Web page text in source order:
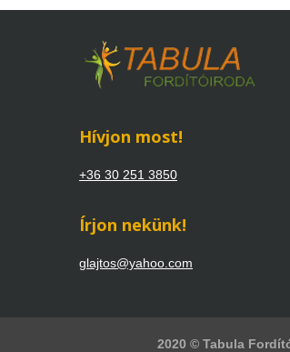
Hívjon most!
+36 30 251 3850
Írjon nekünk!
glajtos@yahoo.com
2020 © Tabula